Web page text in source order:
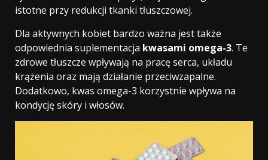
istotne przy redukcji tkanki tłuszczowej.
Dla aktywnych kobiet bardzo ważna jest także
odpowiednia suplementacja kwasami omega-3. Te
zdrowe tłuszcze wpływają na pracę serca, układu
krążenia oraz mają działanie przeciwzapalne.
Dodatkowo, kwas omega-3 korzystnie wpływa na
kondycję skóry i włosów.